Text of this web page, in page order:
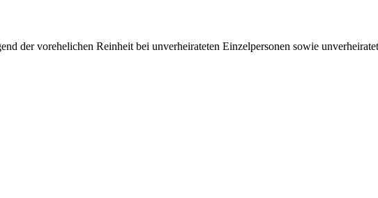
der vor­ehelichen Rein­heit bei un­ver­heirateten Einzel­per­sonen sowie